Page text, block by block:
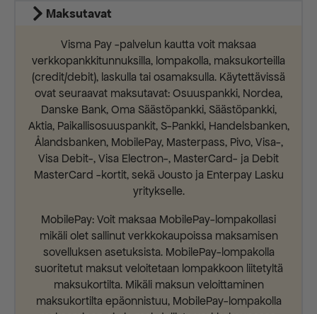
Maksutavat
Visma Pay -palvelun kautta voit maksaa
verkkopankkitunnuksilla, lompakolla, maksukorteilla
(credit/debit), laskulla tai osamaksulla. Käytettävissä
ovat seuraavat maksutavat: Osuuspankki, Nordea,
Danske Bank, Oma Säästöpankki, Säästöpankki,
Aktia, Paikallisosuuspankit, S-Pankki, Handelsbanken,
Ålandsbanken, MobilePay, Masterpass, Pivo, Visa-,
Visa Debit-, Visa Electron-, MasterCard- ja Debit
MasterCard -kortit, sekä Jousto ja Enterpay Lasku
yritykselle.
MobilePay: Voit maksaa MobilePay-lompakollasi
mikäli olet sallinut verkkokaupoissa maksamisen
sovelluksen asetuksista. MobilePay-lompakolla
suoritetut maksut veloitetaan lompakkoon liitetyltä
maksukortilta. Mikäli maksun veloittaminen
maksukortilta epäonnistuu, MobilePay-lompakolla